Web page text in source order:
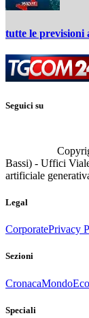
tutte le previsioni
Seguici su
Bassi) - Uffici
artificiale
Legal
CorporatePrivacy
Sezioni
CronacaMondo
Speciali